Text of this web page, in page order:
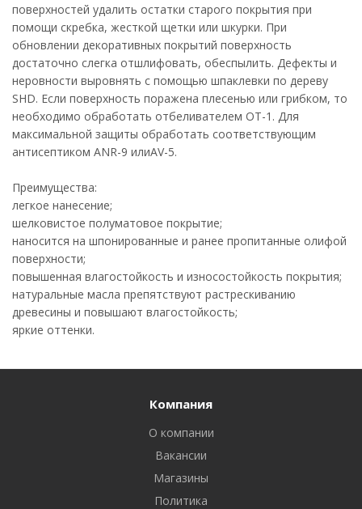
поверхностей удалить остатки старого покрытия при
помощи скребка, жесткой щетки или шкурки. При
обновлении декоративных покрытий поверхность
достаточно слегка отшлифовать, обеспылить. Дефекты и
неровности выровнять с помощью шпаклевки по дереву
SHD. Если поверхность поражена плесенью или грибком, то
необходимо обработать отбеливателем ОТ-1. Для
максимальной защиты обработать соответствующим
антисептиком ANR-9 илиAV-5.
Преимущества:
легкое нанесение;
шелковистое полуматовое покрытие;
наносится на шпонированные и ранее пропитанные олифой
поверхности;
повышенная влагостойкость и износостойкость покрытия;
натуральные масла препятствуют растрескиванию
древесины и повышают влагостойкость;
яркие оттенки.
Компания
О компании
Вакансии
Магазины
Политика